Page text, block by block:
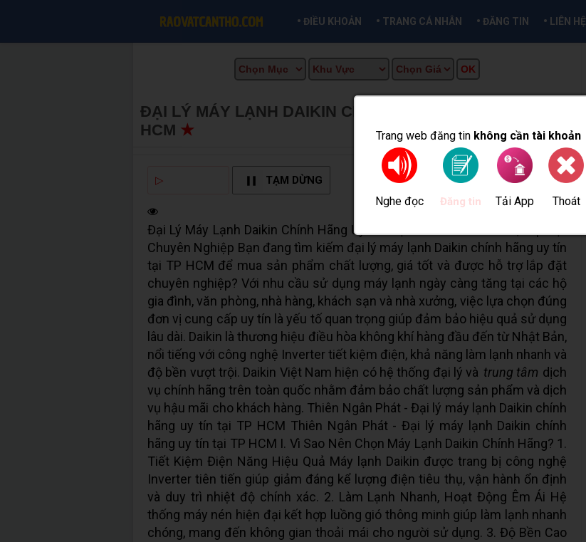
Trang web đăng tin không cần tài khoản
Nghe đọc Đăng tin Tải App Thoát
• ĐIỀU KHOẢN • TRANG CÁ NHÂN • ĐĂNG TIN • LIÊN HỆ
ĐẠI LÝ MÁY LẠNH DAIKIN CHÍNH HÃNG UY TÍN TẠI TP
HCM ★ MUA BÁN TẠI CẦN THƠ INFO
▷ TẠM DỪNG
Đại Lý Máy Lạnh Daikin Chính Hãng Uy Tín Tại TP HCM – Giá Tốt, Lắp Đặt
Chuyên Nghiệp Bạn đang tìm kiếm đại lý máy lạnh Daikin chính hãng uy tín
tại TP HCM để mua sản phẩm chất lượng, giá tốt và được hỗ trợ lắp đặt
chuyên nghiệp? Với nhu cầu sử dụng máy lạnh ngày càng tăng tại các hộ
gia đình, văn phòng, nhà hàng, khách sạn và nhà xưởng, việc lựa chọn đúng
đơn vị cung cấp uy tín là yếu tố quan trọng giúp đảm bảo hiệu quả sử dụng
lâu dài. Daikin là thương hiệu điều hòa không khí hàng đầu đến từ Nhật Bản,
nổi tiếng với công nghệ Inverter tiết kiệm điện, khả năng làm lạnh nhanh và
độ bền vượt trội. Daikin Việt Nam hiện có hệ thống đại lý và trung tâm dịch
vụ chính hãng trên toàn quốc nhằm đảm bảo chất lượng sản phẩm và dịch
vụ hậu mãi cho khách hàng. Thiên Ngân Phát - Đại lý máy lạnh Daikin chính
hãng uy tín tại TP HCM Thiên Ngân Phát - Đại lý máy lạnh Daikin chính
hãng uy tín tại TP HCM I. Vì Sao Nên Chọn Máy Lạnh Daikin Chính Hãng? 1.
Tiết Kiệm Điện Năng Hiệu Quả Máy lạnh Daikin được trang bị công nghệ
Inverter tiên tiến giúp giảm đáng kể lượng điện tiêu thụ, vận hành ổn định
và duy trì nhiệt độ chính xác. 2. Làm Lạnh Nhanh, Hoạt Động Êm Ái Hệ
thống máy nén hiện đại kết hợp luồng gió thông minh giúp làm lạnh nhanh
chóng, mang đến không gian thoải mái cho người sử dụng. 3. Độ Bền Cao